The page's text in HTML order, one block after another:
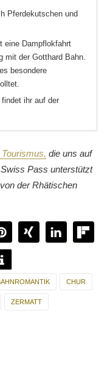
Pferdekutschen und
eine Dampflokfahrt
mit der Gotthard Bahn.
besondere
ihr auf der
Bahn-Strecke zu den
die uns auf
Pass unterstützt
der Rhätischen
CHUR
ZERMATT